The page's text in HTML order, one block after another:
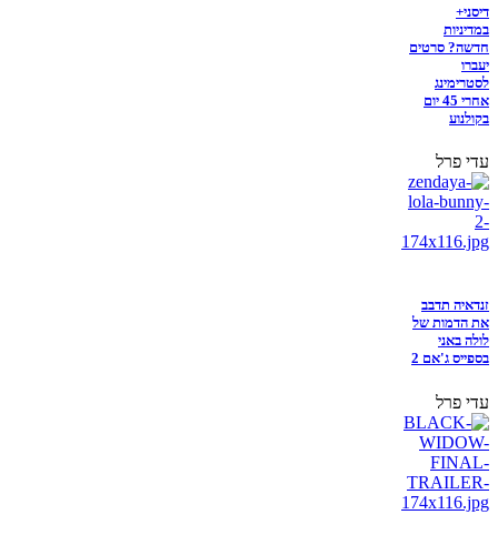
דיסני+
במדיניות
חדשה? סרטים
יעברו
לסטרימינג
אחרי 45 יום
בקולנוע
עדי פרל
זנדאיה תדבב
את הדמות של
לולה באני
בספייס ג'אם 2
עדי פרל